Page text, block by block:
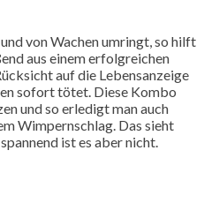
von Wachen umringt, so hilft
aus einem erfolgreichen
auf die Lebensanzeige
sofort tötet. Diese Kombo
und so erledigt man auch
Wimpernschlag. Das sieht
ist es aber nicht.